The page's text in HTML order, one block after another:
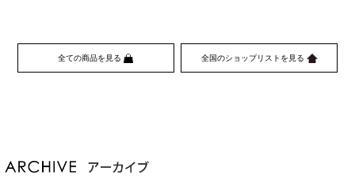
全ての商品を見る 全国のショップリストを見る